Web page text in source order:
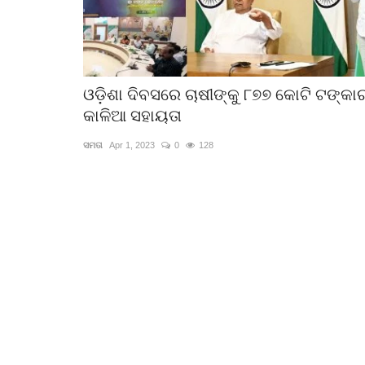
ଓଡ଼ିଶା ଦିବସରେ ଚାଷୀଙ୍କୁ ୮୭୭ କୋଟି
କାଳିଆ ସହାୟତା
ସମତା Apr 1, 2023 0 128